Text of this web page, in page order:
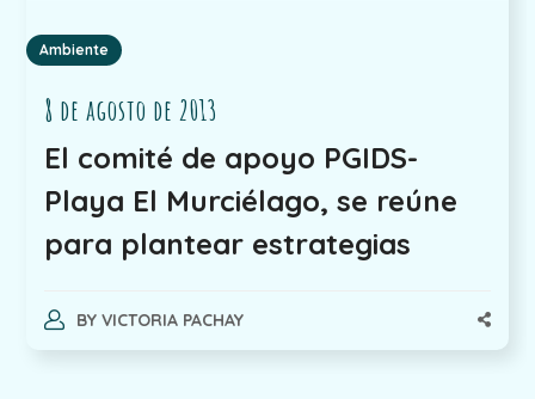
Ambiente
8 de agosto de 2013
El comité de apoyo PGIDS-
Playa El Murciélago, se reúne
para plantear estrategias
BY VICTORIA PACHAY